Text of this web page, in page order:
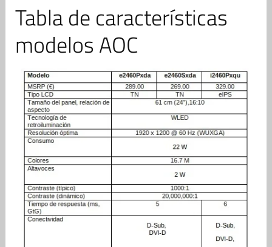
Tabla de características
modelos AOC